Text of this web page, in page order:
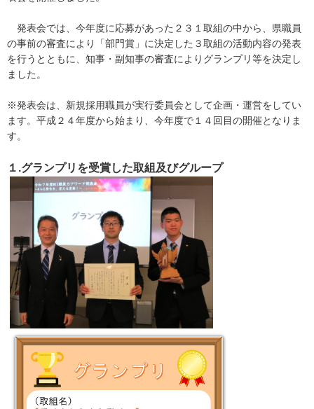
発表会では、今年度に応募があった２３１取組の中から、県職員
の事前の審査により「部門賞」に決定した３取組の活動内容の発表
を行うとともに、知事・副知事の審査によりグランプリ等を決定し
ました。
※発表会は、新規採用職員が実行委員会として企画・運営をしてい
ます。平成２４年度から始まり、今年度で１４回目の開催となりま
す。
１.グランプリを受賞した取組及びグループ